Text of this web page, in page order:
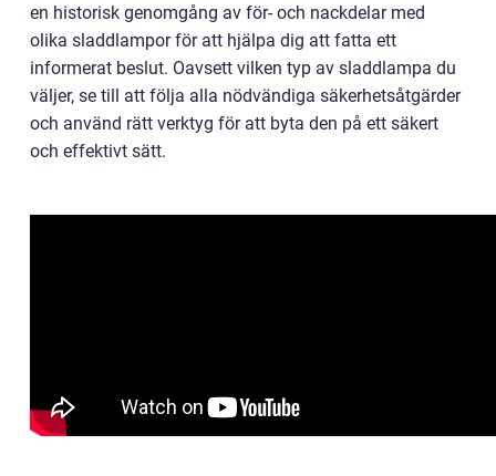
en historisk genomgång av för- och nackdelar med
olika sladdlampor för att hjälpa dig att fatta ett
informerat beslut. Oavsett vilken typ av sladdlampa du
väljer, se till att följa alla nödvändiga säkerhetsåtgärder
och använd rätt verktyg för att byta den på ett säkert
och effektivt sätt.